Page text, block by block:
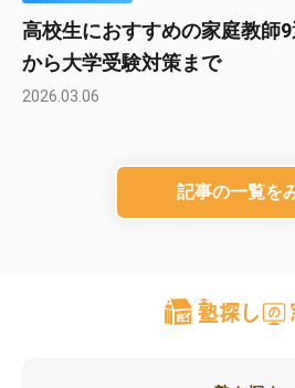
高校生におすすめの家庭教師
から大学受験対策まで
2026.03.06
記事の一覧を